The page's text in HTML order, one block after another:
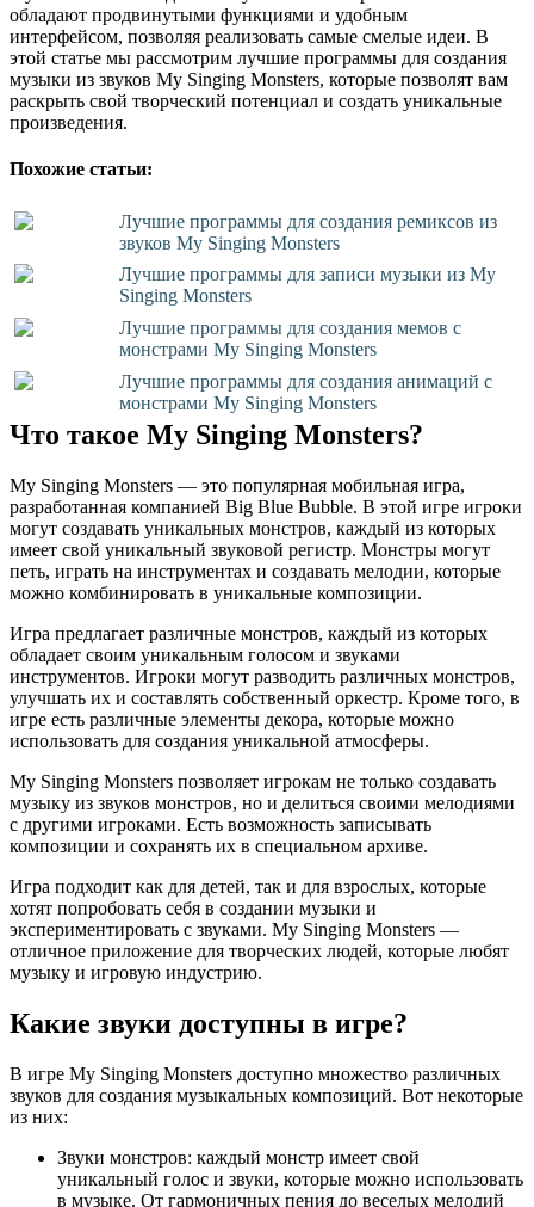
обладают продвинутыми функциями и удобным
интерфейсом, позволяя реализовать самые смелые идеи. В
этой статье мы рассмотрим лучшие программы для создания
музыки из звуков My Singing Monsters, которые позволят вам
раскрыть свой творческий потенциал и создать уникальные
произведения.
Похожие статьи:
Лучшие программы для создания ремиксов из
звуков My Singing Monsters
Лучшие программы для записи музыки из My
Singing Monsters
Лучшие программы для создания мемов с
монстрами My Singing Monsters
Лучшие программы для создания анимаций с
монстрами My Singing Monsters
Что такое My Singing Monsters?
My Singing Monsters — это популярная мобильная игра,
разработанная компанией Big Blue Bubble. В этой игре игроки
могут создавать уникальных монстров, каждый из которых
имеет свой уникальный звуковой регистр. Монстры могут
петь, играть на инструментах и создавать мелодии, которые
можно комбинировать в уникальные композиции.
Игра предлагает различные монстров, каждый из которых
обладает своим уникальным голосом и звуками
инструментов. Игроки могут разводить различных монстров,
улучшать их и составлять собственный оркестр. Кроме того, в
игре есть различные элементы декора, которые можно
использовать для создания уникальной атмосферы.
My Singing Monsters позволяет игрокам не только создавать
музыку из звуков монстров, но и делиться своими мелодиями
с другими игроками. Есть возможность записывать
композиции и сохранять их в специальном архиве.
Игра подходит как для детей, так и для взрослых, которые
хотят попробовать себя в создании музыки и
экспериментировать с звуками. My Singing Monsters —
отличное приложение для творческих людей, которые любят
музыку и игровую индустрию.
Какие звуки доступны в игре?
В игре My Singing Monsters доступно множество различных
звуков для создания музыкальных композиций. Вот некоторые
из них:
Звуки монстров: каждый монстр имеет свой
уникальный голос и звуки, которые можно использовать
в музыке. От гармоничных пения до веселых мелодий